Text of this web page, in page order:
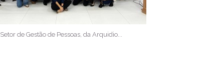
Setor de Gestão de Pessoas, da Arquidio...